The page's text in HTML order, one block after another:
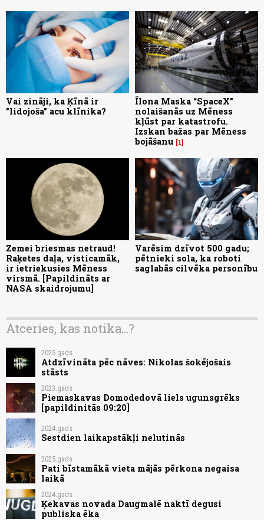
Vai zināji, ka Ķīnā ir
"lidojoša" acu klīnika?
Īlona Maska “SpaceX”
nolaišanās uz Mēness
kļūst par katastrofu.
Izskan bažas par Mēness
bojāšanu 1
Zemei briesmas netraud!
Raķetes daļa, visticamāk,
ir ietriekusies Mēness
virsmā. [Papildināts ar
NASA skaidrojumu]
Varēsim dzīvot 500 gadu;
pētnieki sola, ka roboti
saglabās cilvēka personību
Atceries, kas notika...?
2025.gads
Atdzīvināta pēc nāves: Nikolas šokējošais
stāsts
2023.gads
Piemaskavas Domodedovā liels ugunsgrēks
[papildinitās 09:20]
2024.gads
Sestdien laikapstākļi nelutinās
2025.gads
Pati bīstamākā vieta mājās pērkona negaisa
laikā
2024.gads
Ķekavas novada Daugmalē naktī degusi
publiska ēka